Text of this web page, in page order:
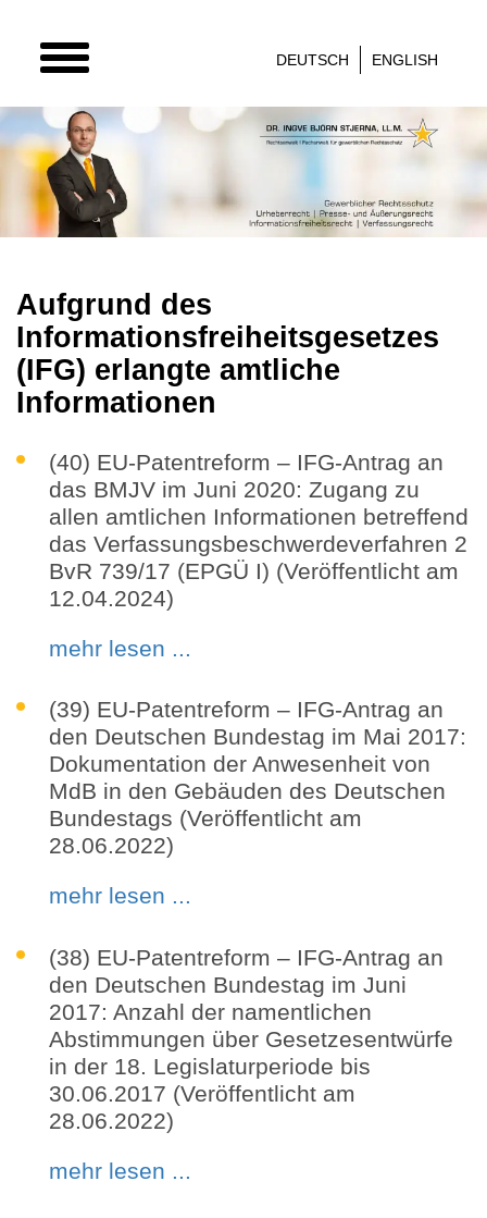
TOGGLE
NAVIGATION
DEUTSCH ENGLISH
Aufgrund des
Informationsfreiheitsgesetzes
(IFG) erlangte amtliche
Informationen
(40) EU-Patentreform – IFG-Antrag an
das BMJV im Juni 2020: Zugang zu
allen amtlichen Informationen betreffend
das Verfassungsbeschwerdeverfahren 2
BvR 739/17 (EPGÜ I) (Veröffentlicht am
12.04.2024)
mehr lesen ...
(39) EU-Patentreform – IFG-Antrag an
den Deutschen Bundestag im Mai 2017:
Dokumentation der Anwesenheit von
MdB in den Gebäuden des Deutschen
Bundestags (Veröffentlicht am
28.06.2022)
mehr lesen ...
(38) EU-Patentreform – IFG-Antrag an
den Deutschen Bundestag im Juni
2017: Anzahl der namentlichen
Abstimmungen über Gesetzesentwürfe
in der 18. Legislaturperiode bis
30.06.2017 (Veröffentlicht am
28.06.2022)
mehr lesen ...